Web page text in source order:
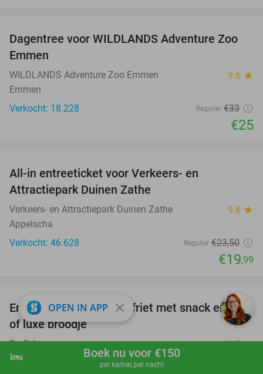
shopping_cart Boek nu
hotel Boek nu voor €150
per kamer, per nacht
24%
Dagentree voor WILDLANDS Adventure Zoo
Emmen
WILDLANDS Adventure Zoo Emmen 9.6 star
Emmen
Verkocht: 18.228
Regulier €33
€25
All-in entreeticket voor Verkeers- en
Attractiepark Duinen Zathe
Verkeers- en Attractiepark Duinen Zathe 9.8 star
Appelscha
Verkocht: 46.628
Regulier €23,50
€19,99
20%
Entree zwemparadijs + friet met snack en saus
of luxe broodje
De Scheg 9.5star
Deventer
OPEN IN APP close